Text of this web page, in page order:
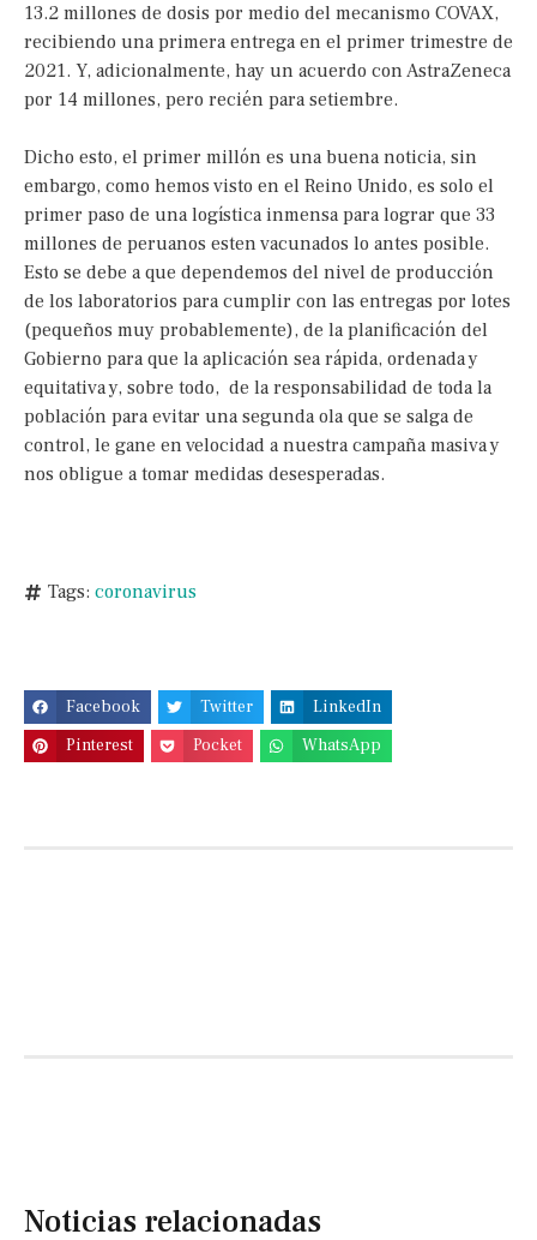
13.2 millones de dosis por medio del mecanismo COVAX,
recibiendo una primera entrega en el primer trimestre de
2021. Y, adicionalmente, hay un acuerdo con AstraZeneca
por 14 millones, pero recién para setiembre.
Dicho esto, el primer millón es una buena noticia, sin
embargo, como hemos visto en el Reino Unido, es solo el
primer paso de una logística inmensa para lograr que 33
millones de peruanos esten vacunados lo antes posible.
Esto se debe a que dependemos del nivel de producción
de los laboratorios para cumplir con las entregas por lotes
(pequeños muy probablemente), de la planificación del
Gobierno para que la aplicación sea rápida, ordenada y
equitativa y, sobre todo, de la responsabilidad de toda la
población para evitar una segunda ola que se salga de
control, le gane en velocidad a nuestra campaña masiva y
nos obligue a tomar medidas desesperadas.
Tags: coronavirus
Facebook Twitter
LinkedIn
Pinterest
Pocket WhatsApp
Noticias relacionadas